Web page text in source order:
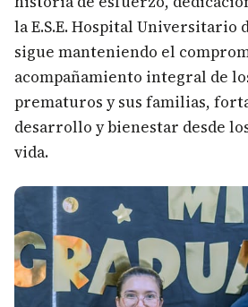
la E.S.E. Hospital Universitario
sigue manteniendo el
acompañamiento integral de
prematuros y sus familias,
desarrollo y bienestar desde
vida.